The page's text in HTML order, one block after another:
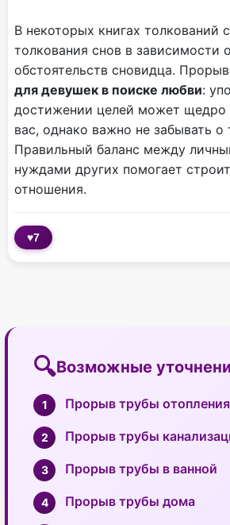
В некоторых книгах толкований
толкования снов в зависимости
обстоятельств сновидца.
для девушек в поиске любви:
достижении целей может щедро
вас, однако важно не забывать о
Правильный баланс между
нуждами других помогает
отношения.
♥7
Возможные
Прорыв трубы отопления
Прорыв трубы
Прорыв трубы в ванной
Прорыв трубы дома